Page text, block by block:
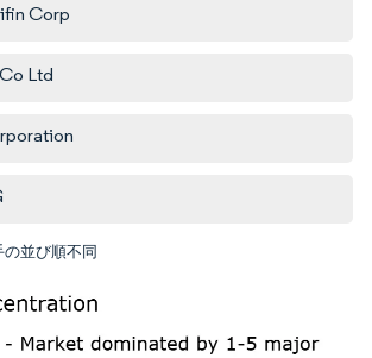
Corp
Ltd
並び順不同